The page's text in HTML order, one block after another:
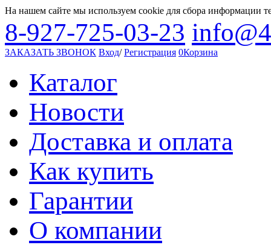
На нашем сайте мы используем cookie для сбора информации
8-927-725-03-23
ЗАКАЗАТЬ ЗВОНОК Вход/Регистрация 0Корзина
Каталог
Новости
Доставка и оплата
Как купить
Гарантии
О компании